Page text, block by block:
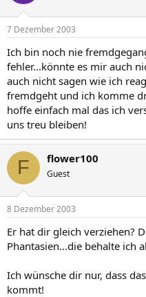
7 Dezember 2003
Ich bin noch nie
fehler...könnte es mir auch
auch nicht sagen wie ich
fremdgeht und ich komme
hoffe einfach mal das ich
uns treu bleiben!
F flower100
Guest
8 Dezember 2003
Er hat dir gleich verziehen?
Phantasien...die behalte ich
Ich wünsche dir nur, dass
kommt!